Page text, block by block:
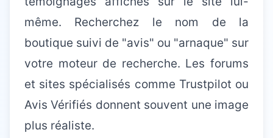
même. Recherchez le nom de la
boutique suivi de "avis" ou "arnaque" sur
votre moteur de recherche. Les forums
et sites spécialisés comme Trustpilot ou
Avis Vérifiés donnent souvent une image
plus réaliste.